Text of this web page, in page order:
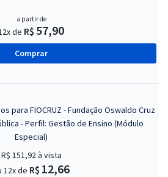
a partir de
de R$ 57,90
Comprar
para FIOCRUZ - Fundação Oswaldo Cruz
- Perfil: Gestão de Ensino (Módulo
Especial)
R$ 151,92à vista
12x de R$ 12,66